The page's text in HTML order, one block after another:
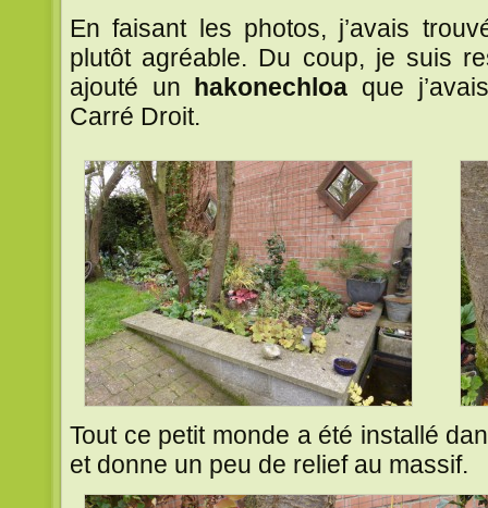
En faisant les photos, j’avais
plutôt agréable. Du coup, je suis
ajouté un hakonechloa que
Carré Droit.
Tout ce petit monde a été installé
et donne un peu de relief au massif.